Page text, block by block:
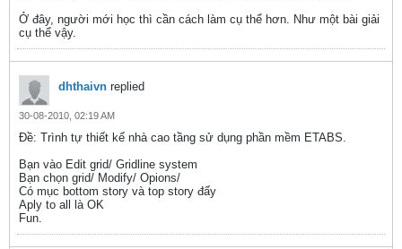
Ở đây, người mới học thì cần cách làm cụ thể hơn. Như một bài giải
cụ thể vậy.
dhthaivn replied
30-08-2010, 02:19 AM
Ðề: Trình tự thiết kế nhà cao tầng sử dụng phần mềm ETABS.
Bạn vào Edit grid/ Gridline system
Bạn chọn grid/ Modify/ Opions/
Có mục bottom story và top story đấy
Aply to all là OK
Fun.